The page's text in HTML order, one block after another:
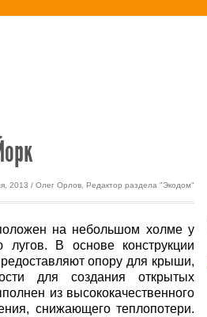
2013 / Олег Орлов, Редактор раздела "Экодом"
на небольшом холме у
В основе конструкции
опору для крыши,
для создания открытых
из высококачественного
снижающего теплопотери.